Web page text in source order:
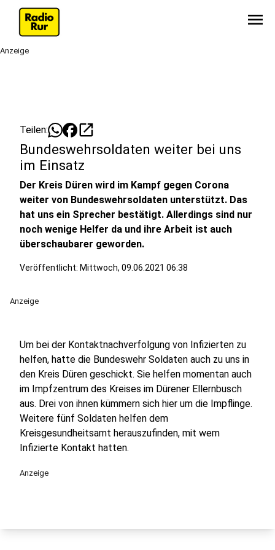
menu
Anzeige
Teilen: open_in_new
Bundeswehrsoldaten weiter bei uns
im Einsatz
Der Kreis Düren wird im Kampf gegen Corona
weiter von Bundeswehrsoldaten unterstützt. Das
hat uns ein Sprecher bestätigt. Allerdings sind nur
noch wenige Helfer da und ihre Arbeit ist auch
überschaubarer geworden.
Veröffentlicht: Mittwoch, 09.06.2021 06:38
Anzeige
Um bei der Kontaktnachverfolgung von Infizierten zu
helfen, hatte die Bundeswehr Soldaten auch zu uns in
den Kreis Düren geschickt. Sie helfen momentan auch
im Impfzentrum des Kreises im Dürener Ellernbusch
aus. Drei von ihnen kümmern sich hier um die Impflinge.
Weitere fünf Soldaten helfen dem
Kreisgesundheitsamt herauszufinden, mit wem
Infizierte Kontakt hatten.
Anzeige